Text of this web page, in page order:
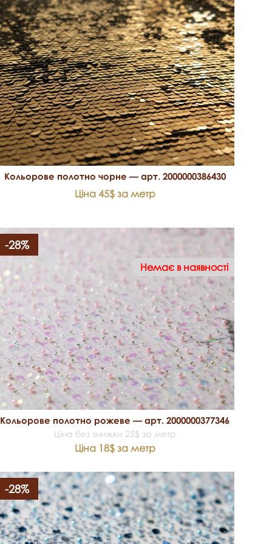
Кольорове полотно чорне — арт. 2000000386430
Ціна 45$ за метр
Немає в наявності
Кольорове полотно рожеве — арт. 2000000377346
-28%
Ціна без знижки 25$ за метр
Ціна 18$ за метр
-28%